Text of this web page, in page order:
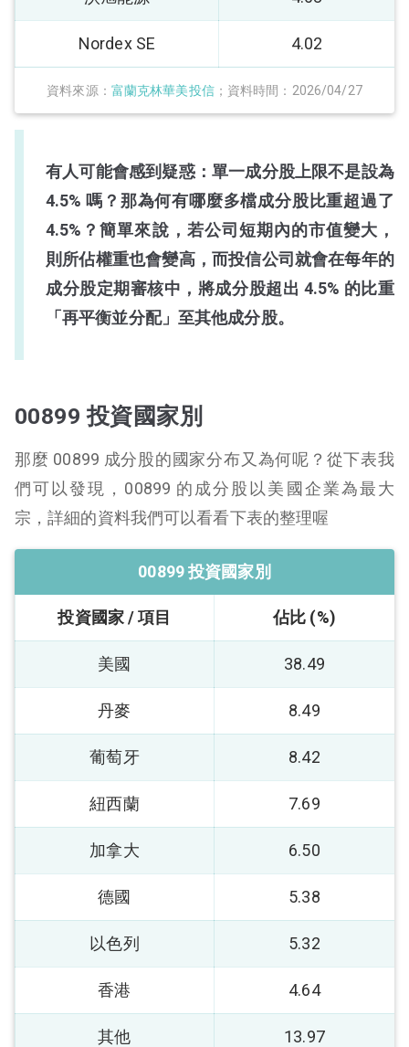
資料來源： 富蘭克林華美投信；資料時間：2026/04/27
Nordex SE 4.02
有人可能會感到疑惑：單一成分股上限不是設為
4.5% 嗎？那為何有哪麼多檔成分股比重超過了
4.5%？簡單來說，若公司短期內的市值變大，
則所佔權重也會變高，而投信公司就會在每年的
成分股定期審核中，將成分股超出 4.5% 的比重
「再平衡並分配」至其他成分股。
00899 投資國家別
那麼 00899 成分股的國家分布又為何呢？從下表我
們可以發現，00899 的成分股以美國企業為最大
宗，詳細的資料我們可以看看下表的整理喔
00899 投資國家別
投資國家 / 項目 佔比 (%)
美國 38.49
丹麥 8.49
葡萄牙 8.42
紐西蘭 7.69
加拿大 6.50
德國 5.38
以色列 5.32
香港 4.64
其他 13.97